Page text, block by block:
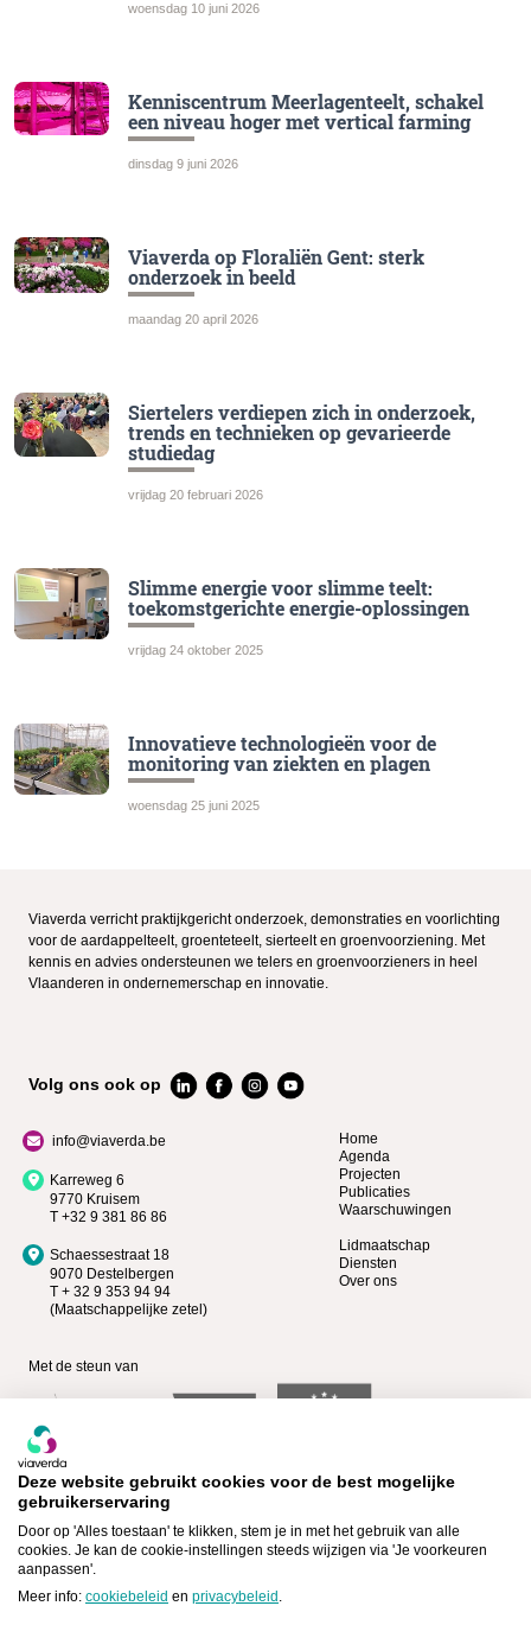
woensdag 10 juni 2026
Kenniscentrum Meerlagenteelt, schakel
een niveau hoger met vertical farming
dinsdag 9 juni 2026
Viaverda op Floraliën Gent: sterk
onderzoek in beeld
maandag 20 april 2026
Siertelers verdiepen zich in onderzoek,
trends en technieken op gevarieerde
studiedag
vrijdag 20 februari 2026
Slimme energie voor slimme teelt:
toekomstgerichte energie-oplossingen
vrijdag 24 oktober 2025
Innovatieve technologieën voor de
monitoring van ziekten en plagen
woensdag 25 juni 2025
Viaverda verricht praktijkgericht onderzoek, demonstraties en voorlichting
voor de aardappelteelt, groenteteelt, sierteelt en groenvoorziening. Met
kennis en advies ondersteunen we telers en groenvoorzieners in heel
Vlaanderen in ondernemerschap en innovatie.
Volg ons ook op
info@viaverda.be
Karreweg 6
9770 Kruisem
T +32 9 381 86 86
Schaessestraat 18
9070 Destelbergen
T + 32 9 353 94 94
(Maatschappelijke zetel)
Home
Agenda
Projecten
Publicaties
Waarschuwingen
Lidmaatschap
Diensten
Over ons
Met de steun van
Bekijk wie Premium lid is >
Lid worden >
Deze website gebruikt cookies voor de best mogelijke
gebruikerservaring
Door op 'Alles toestaan' te klikken, stem je in met het gebruik van alle
cookies. Je kan de cookie-instellingen steeds wijzigen via 'Je voorkeuren
aanpassen'.
Meer info: cookiebeleid en privacybeleid .